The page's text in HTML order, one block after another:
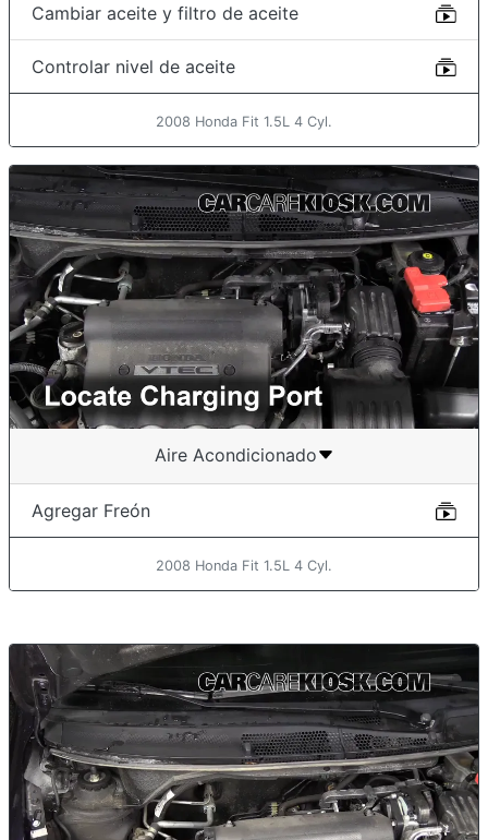
Cambiar aceite y filtro de aceite
Controlar nivel de aceite
2008 Honda Fit 1.5L 4 Cyl.
Aire Acondicionado
Agregar Freón
2008 Honda Fit 1.5L 4 Cyl.